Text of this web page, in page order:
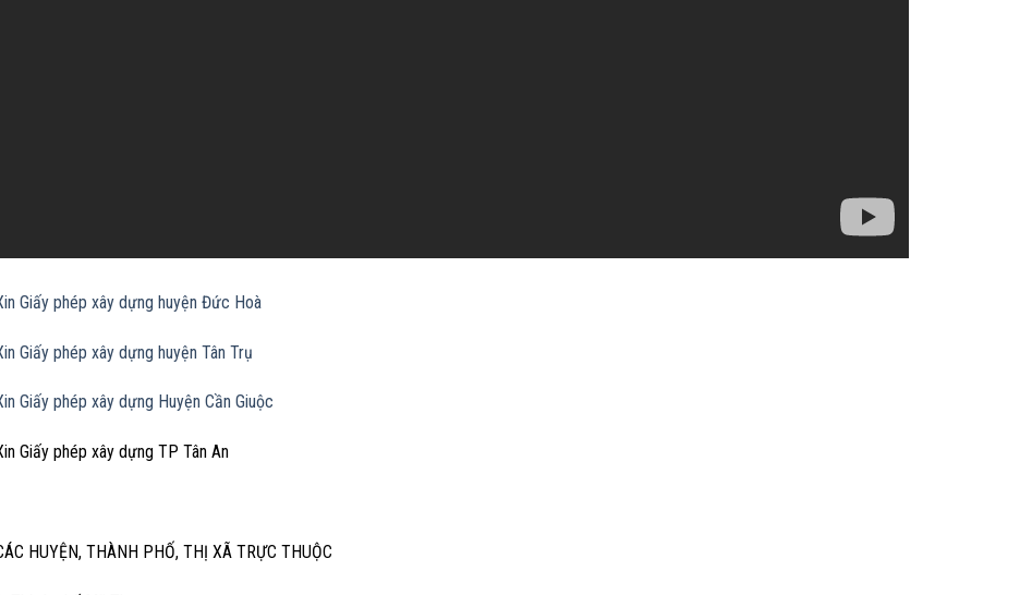
Giấy phép xây dựng huyện Đức Hoà
Giấy phép xây dựng huyện Tân Trụ
Giấy phép xây dựng Huyện Cần Giuộc
Giấy phép xây dựng TP Tân An
HUYỆN, THÀNH PHỐ, THỊ XÃ TRỰC THUỘC